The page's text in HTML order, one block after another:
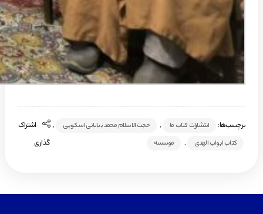
برچسب‌ها: انتشارات کتاب ما , حجت الاسلام محمد بیابانی اسکویی ,
کتاب ابواب الهدی , موسسه
اشتراک
گذاری